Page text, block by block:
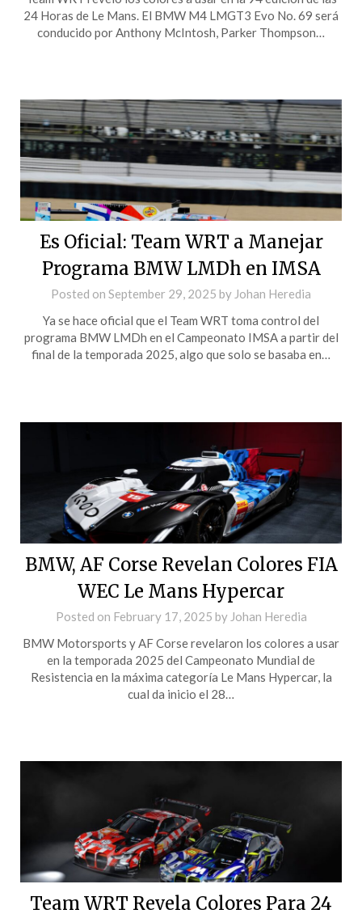
24 Horas de Le Mans. El BMW M4 LMGT3 Evo No. 69 será
conducido por Anthony McIntosh, Parker Thompson…
Es Oficial: Team WRT a Manejar
Programa BMW LMDh en IMSA
Posted on September 29, 2025 by Johan Heredia
Ya se hace oficial que el Team WRT toma control del
programa BMW LMDh en el Campeonato IMSA a partir del
final de la temporada 2025, algo que solo se basaba en…
BMW, AF Corse Revelan Colores FIA
WEC Le Mans Hypercar
Posted on February 17, 2025 by Johan Heredia
BMW Motorsports y AF Corse revelaron los colores a usar
en la temporada 2025 del Campeonato Mundial de
Resistencia en la máxima categoría Le Mans Hypercar, la
cual da inicio el 28…
Team WRT Revela Colores Para 24